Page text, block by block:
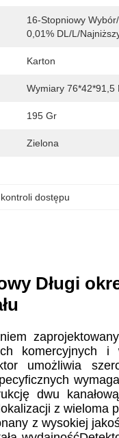
16-Stopniowy
0,01% DL/L/
Karton
Wymiary 76*42*91,5
195 Gr
Zielona
dostępu
Długi
komercyjnych i
umożliwia
dwu
z wieloma
z wysokiej